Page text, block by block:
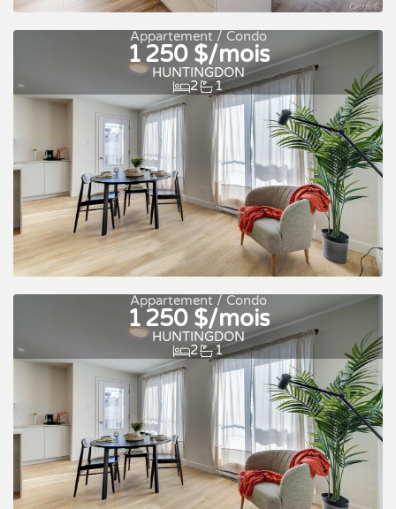
À louer
Appartement / Condo
1 250 $/mois
HUNTINGDON
2
1
Occupation rapide À louer
Appartement / Condo
1 250 $/mois
HUNTINGDON
2
1